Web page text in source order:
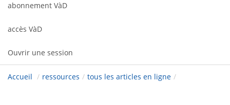
abonnement VàD
accès VàD
Ouvrir une session
Accueil / ressources / tous les articles en ligne /